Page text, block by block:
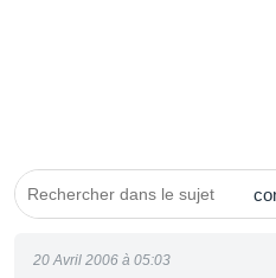
20 Avril 2006 à 05:03